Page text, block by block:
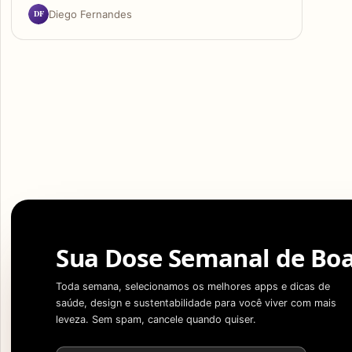
DF Diego Fernandes
Sua Dose Semanal de
Toda semana, selecionamos os melhores apps e dicas de
saúde, design e sustentabilidade para você viver com mais
leveza. Sem spam, cancele quando quiser.